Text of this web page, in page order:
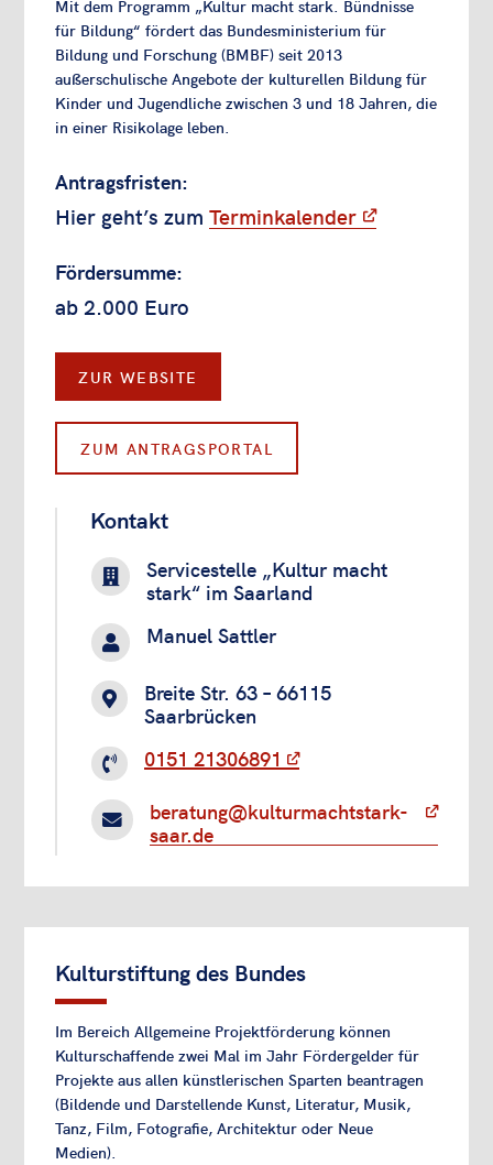
Mit dem Programm „Kultur macht stark. Bündnisse
für Bildung“ fördert das Bundesministerium für
Bildung und Forschung (BMBF) seit 2013
außerschulische Angebote der kulturellen Bildung für
Kinder und Jugendliche zwischen 3 und 18 Jahren, die
in einer Risikolage leben.
Antragsfristen:
Hier geht’s zumTerminkalender
Fördersumme:
ab 2.000 Euro
ZUR WEBSITE
ZUM ANTRAGSPORTAL
Kontakt

Servicestelle „Kultur macht
stark“ im Saarland
 Manuel Sattler

Breite Str. 63 – 66115
Saarbrücken
 0151 21306891

beratung@kulturmachtstark-
saar.de
Kulturstiftung des Bundes
Im Bereich Allgemeine Projektförderung können
Kulturschaffende zwei Mal im Jahr Fördergelder für
Projekte aus allen künstlerischen Sparten beantragen
(Bildende und Darstellende Kunst, Literatur, Musik,
Tanz, Film, Fotografie, Architektur oder Neue
Medien).